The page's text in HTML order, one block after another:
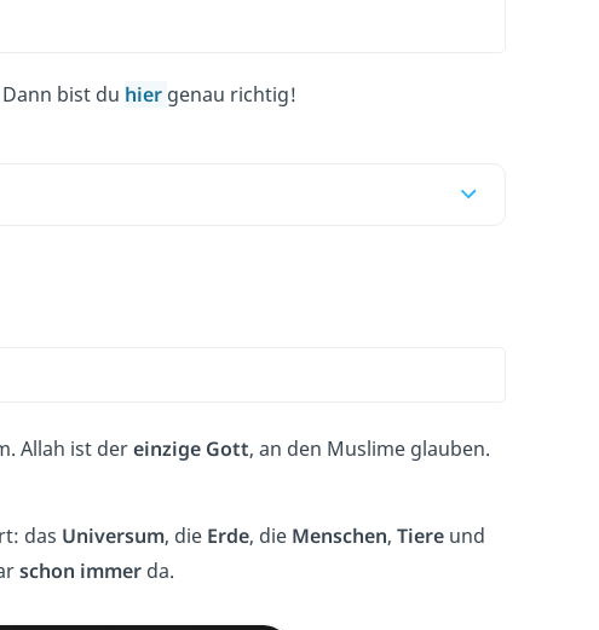
bist du hier genau richtig!
Allah ist dereinzige Gott, an den Muslime glauben.
das Universum, die Erde, die Menschen, Tiereund
schon immerda.